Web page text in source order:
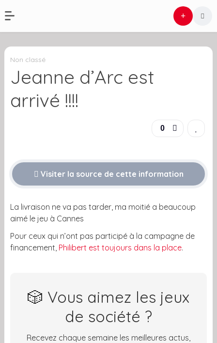
Non classé
Jeanne d’Arc est
arrivé !!!!
0
Visiter la source de cette information
La livraison ne va pas tarder, ma moitié a beaucoup
aimé le jeu à Cannes
Pour ceux qui n’ont pas participé à la campagne de
financement, Philibert est toujours dans la place.
🎲 Vous aimez les jeux
de société ?
Recevez chaque semaine les meilleures actus,